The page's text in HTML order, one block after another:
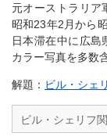
元オーストラリア
昭和23年2月から
日本滞在中に広島
カラー写真を多数
解題： ビル・シェ
ビル・シェリフ